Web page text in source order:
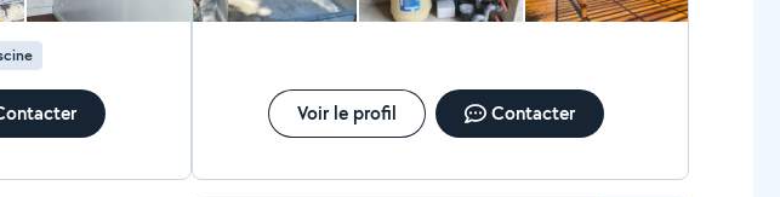
Voir le profil Contacter